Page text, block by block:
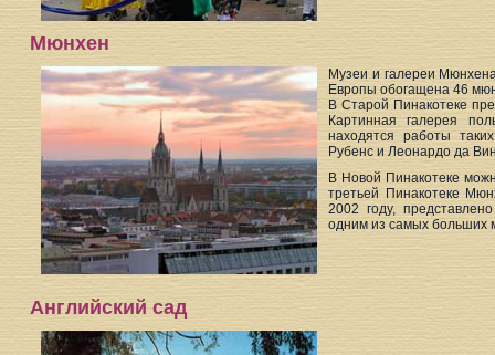
Мюнхен
Музеи и галереи
Европы обогащена 46
В Старой Пинакотеке
Картинная галерея
находятся работы
Рубенс и Леонардо да
В Новой Пинакотеке
третьей Пинакотеке
2002 году,
одним из самых больших
Английский сад